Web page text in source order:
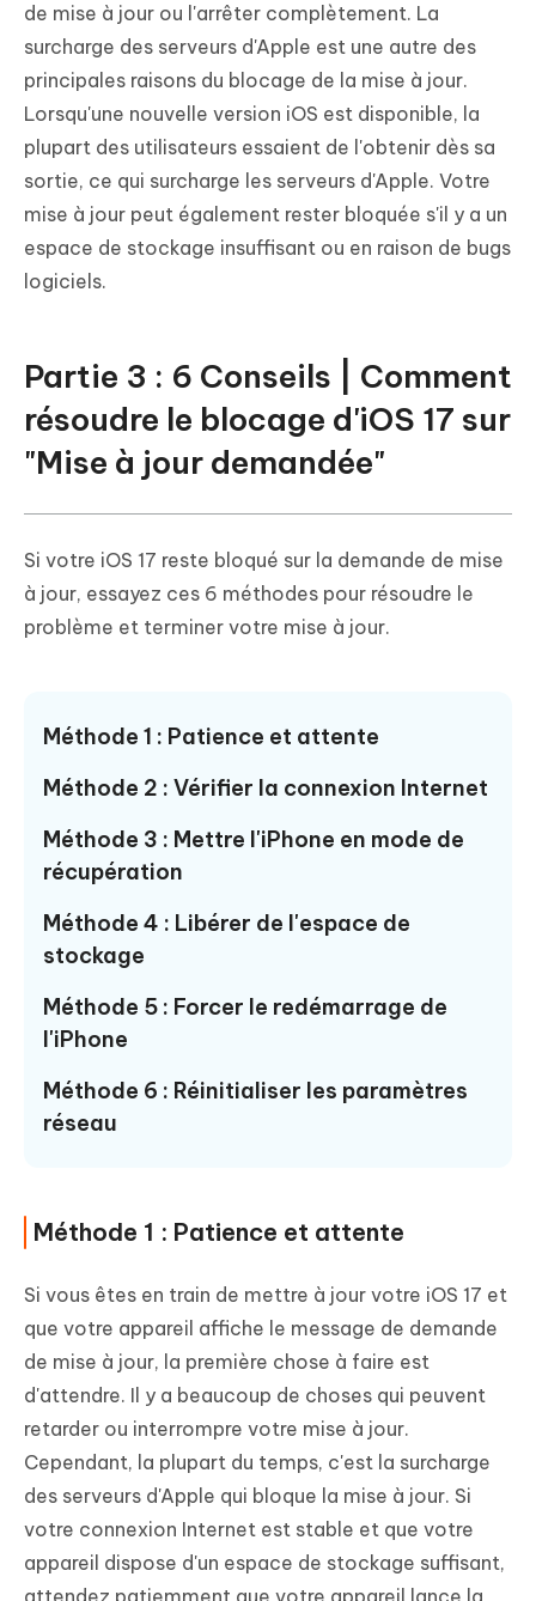
de mise à jour ou l'arrêter complètement. La
surcharge des serveurs d'Apple est une autre des
principales raisons du blocage de la mise à jour.
Lorsqu'une nouvelle version iOS est disponible, la
plupart des utilisateurs essaient de l'obtenir dès sa
sortie, ce qui surcharge les serveurs d'Apple. Votre
mise à jour peut également rester bloquée s'il y a un
espace de stockage insuffisant ou en raison de bugs
logiciels.
Partie 3 : 6 Conseils | Comment
résoudre le blocage d'iOS 17 sur
"Mise à jour demandée"
Si votre iOS 17 reste bloqué sur la demande de mise
à jour, essayez ces 6 méthodes pour résoudre le
problème et terminer votre mise à jour.
Méthode 1 : Patience et attente
Méthode 2 : Vérifier la connexion Internet
Méthode 3 : Mettre l'iPhone en mode de
récupération
Méthode 4 : Libérer de l'espace de
stockage
Méthode 5 : Forcer le redémarrage de
l'iPhone
Méthode 6 : Réinitialiser les paramètres
réseau
Méthode 1 : Patience et attente
Si vous êtes en train de mettre à jour votre iOS 17 et
que votre appareil affiche le message de demande
de mise à jour, la première chose à faire est
d'attendre. Il y a beaucoup de choses qui peuvent
retarder ou interrompre votre mise à jour.
Cependant, la plupart du temps, c'est la surcharge
des serveurs d'Apple qui bloque la mise à jour. Si
votre connexion Internet est stable et que votre
appareil dispose d'un espace de stockage suffisant,